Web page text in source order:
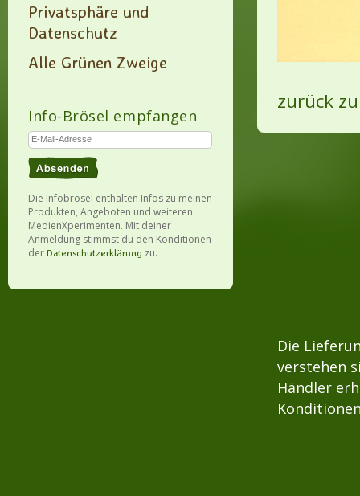
Privatsphäre und
Datenschutz
Alle Grünen Zweige
Info-Brösel empfangen
Die Infobrösel enthalten Infos zu meinen
Produkten, Angeboten und weiteren
MedienXperimenten. Mit deiner
Anmeldung stimmst du den Konditionen
der Datenschutzerklärung zu.
zurück
Die
verstehen
Händler